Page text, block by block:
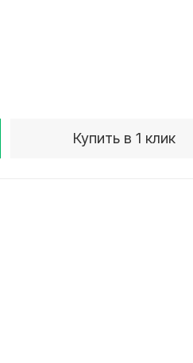
Купить в 1 клик